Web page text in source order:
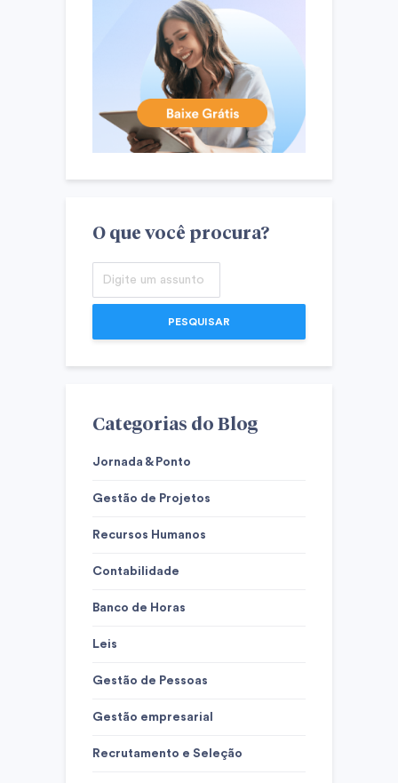
O que você procura?
PESQUISAR
Categorias do Blog
Jornada & Ponto
Gestão de Projetos
Recursos Humanos
Contabilidade
Banco de Horas
Leis
Gestão de Pessoas
Gestão empresarial
Recrutamento e Seleção